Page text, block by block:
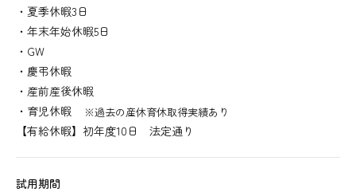
・夏季休暇3日
・年末年始休暇5日
・GW
・慶弔休暇
・産前産後休暇
・育児休暇
※過去の産休育休取得実績あり
【有給休暇】初年度10日 法定通り
試用期間